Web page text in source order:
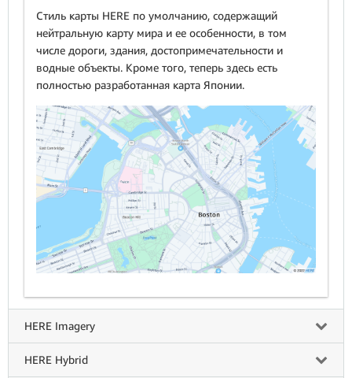
Стиль карты HERE по умолчанию, содержащий
нейтральную карту мира и ее особенности, в том
числе дороги, здания, достопримечательности и
водные объекты. Кроме того, теперь здесь есть
полностью разработанная карта Японии.
HERE Imagery
HERE Hybrid